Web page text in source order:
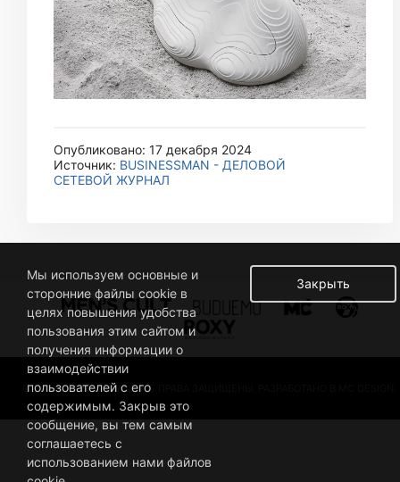
Опубликовано: 17 декабря 2024
Источник: BUSINESSMAN - ДЕЛОВОЙ
СЕТЕВОЙ ЖУРНАЛ
© 2019 BUSINESSMAN. ВСЕ ПРАВА ЗАЩИЩЕНЫ. РАЗРАБОТАНО В MC DESIGN.
Закрыть
Мы используем основные и
сторонние файлы cookie в
целях повышения удобства
пользования этим сайтом и
получения информации о
взаимодействии
пользователей с его
содержимым. Закрыв это
сообщение, вы тем самым
соглашаетесь с
использованием нами файлов